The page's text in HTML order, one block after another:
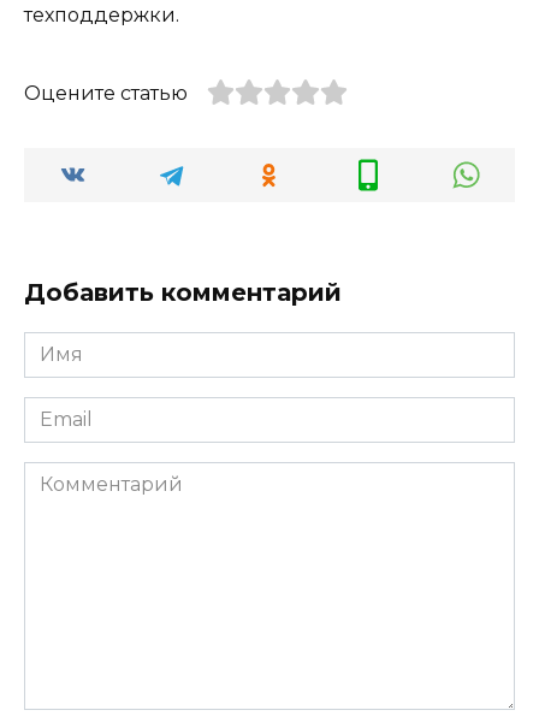
техподдержки.
Оцените статью
Добавить комментарий
Имя
*
Email
*
Комментарий